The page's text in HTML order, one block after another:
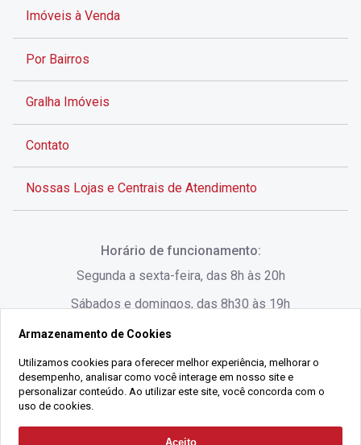
Imóveis à Venda
Por Bairros
Gralha Imóveis
Contato
Nossas Lojas e Centrais de Atendimento
Rua Lauro Linhares, 1080 - Trindade, Florianópolis -
SC
(48) 3220-1045
Horário de funcionamento:
Segunda a sexta-feira, das 8h às 20h
Sábados e domingos, das 8h30 às 19h
2021 Copyright - Gralha Imóveis CRECI 008060/O - Todos os direitos
Armazenamento de Cookies
Utilizamos cookies para oferecer melhor experiência, melhorar o
desempenho, analisar como você interage em nosso site e
personalizar conteúdo. Ao utilizar este site, você concorda com o
uso de cookies.
Aceito